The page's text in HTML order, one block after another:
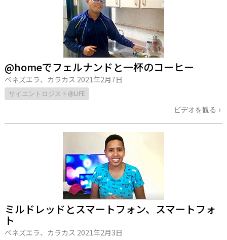
@homeでフェルナンドと一杯のコーヒー
ベネズエラ、カラカス 2021年2月7日
サイエントロジスト@LIFE
ビデオを観る
ミルドレッドとスマートフォン、スマートフォ
ト
ベネズエラ、カラカス 2021年2月3日